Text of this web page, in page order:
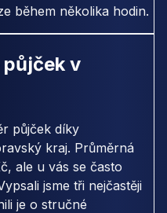
během několika hodin.
v
půjček díky
kraj. Průměrná
ale u vás se často
jsme tři nejčastěji
je o stručné